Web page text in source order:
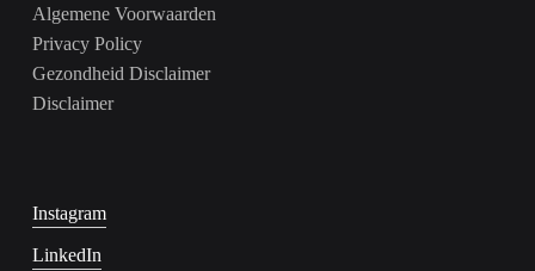
Algemene Voorwaarden
Privacy Policy
Gezondheid Disclaimer
Disclaimer
Instagram
LinkedIn